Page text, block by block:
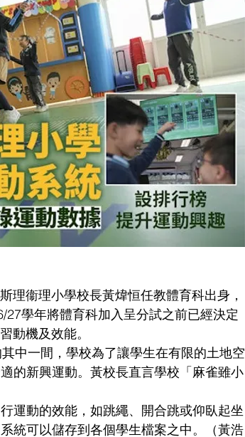
理衞理小學校長黃煒恒任教體育科出身，
學年將體育科加入呈分試之前已經決定
動機及效能。
中一間，學校為了讓學生在有限的土地空
的新興運動。黃校長直言學校「麻雀雖小
運動的效能，如跳繩、開合跳或仰臥起坐
統可以儲存到各個學生檔案之中。（黃浩